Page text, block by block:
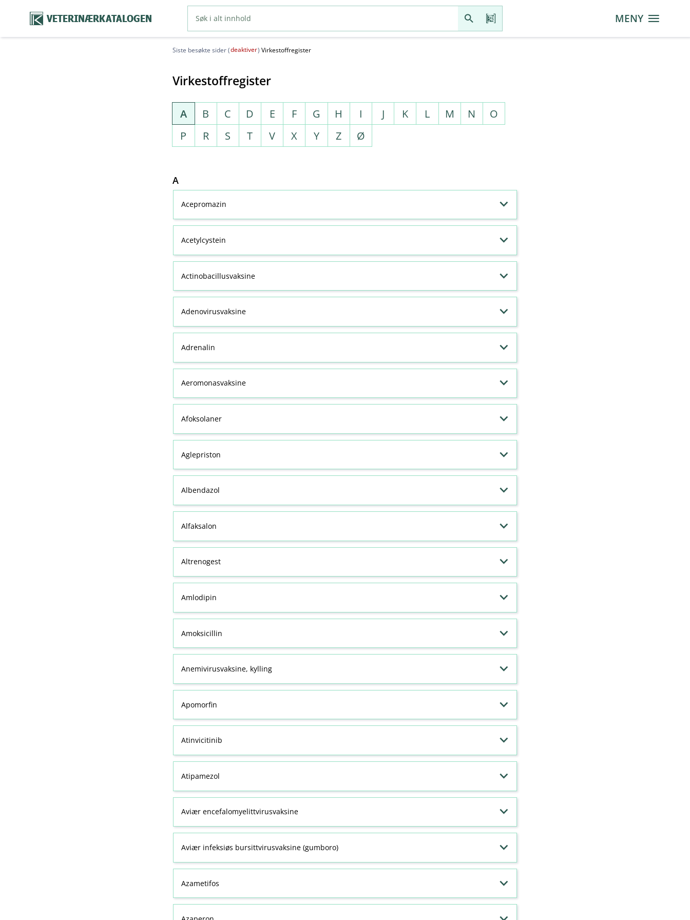
VETERINÆRKATALOGEN MENY
Siste besøkte sider (deaktiver) Virkestoffregister
Virkestoffregister
A B C D E F G H I J K L M N
O
P
R S T V X Y Z Ø
A
Acepromazin
Acetylcystein
Actinobacillusvaksine
Adenovirusvaksine
Adrenalin
Aeromonasvaksine
Afoksolaner
Aglepriston
Albendazol
Alfaksalon
Altrenogest
Amlodipin
Amoksicillin
Anemivirusvaksine, kylling
Apomorfin
Atinvicitinib
Atipamezol
Aviær encefalomyelittvirusvaksine
Aviær infeksiøs bursittvirusvaksine (gumboro)
Azametifos